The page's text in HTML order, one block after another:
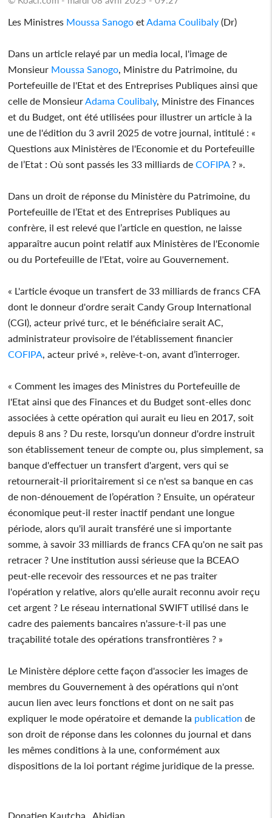
Les Ministres Moussa Sanogo et Adama Coulibaly (Dr)
Dans un article relayé par un media local, l'image de
Monsieur Moussa Sanogo , Ministre du Patrimoine, du
Portefeuille de l'Etat et des Entreprises Publiques ainsi que
celle de Monsieur Adama Coulibaly, Ministre des Finances
et du Budget, ont été utilisées pour illustrer un article à la
une de l'édition du 3 avril 2025 de votre journal, intitulé : «
Questions aux Ministères de l'Economie et du Portefeuille
de l’Etat : Où sont passés les 33 milliards deCOFIPA ? ».
Dans un droit de réponse du Ministère du Patrimoine, du
Portefeuille de l’Etat et des Entreprises Publiques au
confrère, il est relevé que l’article en question, ne laisse
apparaître aucun point relatif aux Ministères de l'Economie
ou du Portefeuille de l'Etat, voire au Gouvernement.
« L'article évoque un transfert de 33 milliards de francs CFA
dont le donneur d'ordre serait Candy Group International
(CGI), acteur privé turc, et le bénéficiaire serait AC,
administrateur provisoire de l'établissement financier
COFIPA , acteur privé », relève-t-on, avant d’interroger.
« Comment les images des Ministres du Portefeuille de
l'Etat ainsi que des Finances et du Budget sont-elles donc
associées à cette opération qui aurait eu lieu en 2017, soit
depuis 8 ans ? Du reste, lorsqu'un donneur d'ordre instruit
son établissement teneur de compte ou, plus simplement, sa
banque d'effectuer un transfert d'argent, vers qui se
retournerait-il prioritairement si ce n'est sa banque en cas
de non-dénouement de l’opération ? Ensuite, un opérateur
économique peut-il rester inactif pendant une longue
période, alors qu'il aurait transféré une si importante
somme, à savoir 33 milliards de francs CFA qu'on ne sait pas
retracer ? Une institution aussi sérieuse que la BCEAO
peut-elle recevoir des ressources et ne pas traiter
l'opération y relative, alors qu'elle aurait reconnu avoir reçu
cet argent ? Le réseau international SWIFT utilisé dans le
cadre des paiements bancaires n'assure-t-il pas une
traçabilité totale des opérations transfrontières ? »
Le Ministère déplore cette façon d'associer les images de
membres du Gouvernement à des opérations qui n'ont
aucun lien avec leurs fonctions et dont on ne sait pas
expliquer le mode opératoire et demande la publication de
son droit de réponse dans les colonnes du journal et dans
les mêmes conditions à la une, conformément aux
dispositions de la loi portant régime juridique de la presse.
Donatien Kautcha , Abidjan